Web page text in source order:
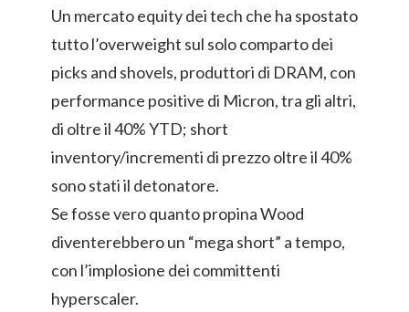
Un mercato equity dei tech che ha spostato
tutto l’overweight sul solo comparto dei
picks and shovels, produttori di DRAM, con
performance positive di Micron, tra gli altri,
di oltre il 40% YTD; short
inventory/incrementi di prezzo oltre il 40%
sono stati il detonatore.
Se fosse vero quanto propina Wood
diventerebbero un “mega short” a tempo,
con l’implosione dei committenti
hyperscaler.